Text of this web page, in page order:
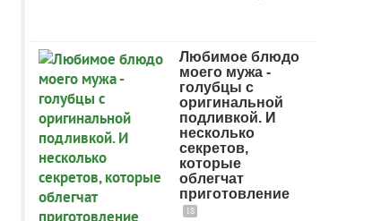
Любимое блюдо
моего мужа -
голубцы с
оригинальной
подливкой. И
несколько
секретов,
которые
облегчат
приготовление
18